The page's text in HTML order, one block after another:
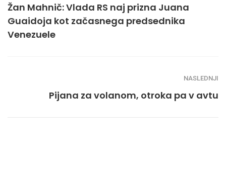
Žan Mahnič: Vlada RS naj prizna Juana
Guaidoja kot začasnega predsednika
Venezuele
NASLEDNJI
Pijana za volanom, otroka pa v avtu